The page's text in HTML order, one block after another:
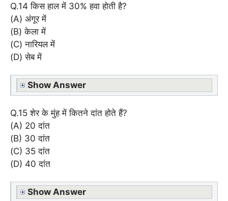
Q.14 किस हाल में 30% हवा होती है?
(A) अंगूर में
(B) केला में
(C) नारियल में
(D) सेब में
Show Answer
Q.15 शेर के मुंह में कितने दांत होते हैं?
(A) 20 दांत
(B) 30 दांत
(C) 35 दांत
(D) 40 दांत
Show Answer